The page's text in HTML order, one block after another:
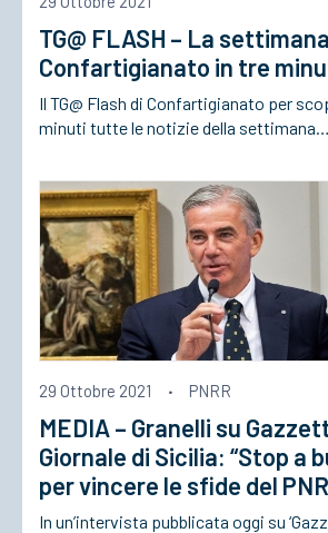
ACCEDI
TG@ FLASH – La
Confartigianato in tre
Il TG@ Flash di Confartigianato per
minuti tutte le notizie della settimana…
29 Ottobre 2021 · PNRR
MEDIA – Granelli su
Giornale di Sicilia: “Stop a
per vincere le sfide del
In un’intervista pubblicata oggi su